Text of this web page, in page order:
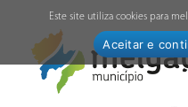
Este site utiliza cookies para
Aceitar e